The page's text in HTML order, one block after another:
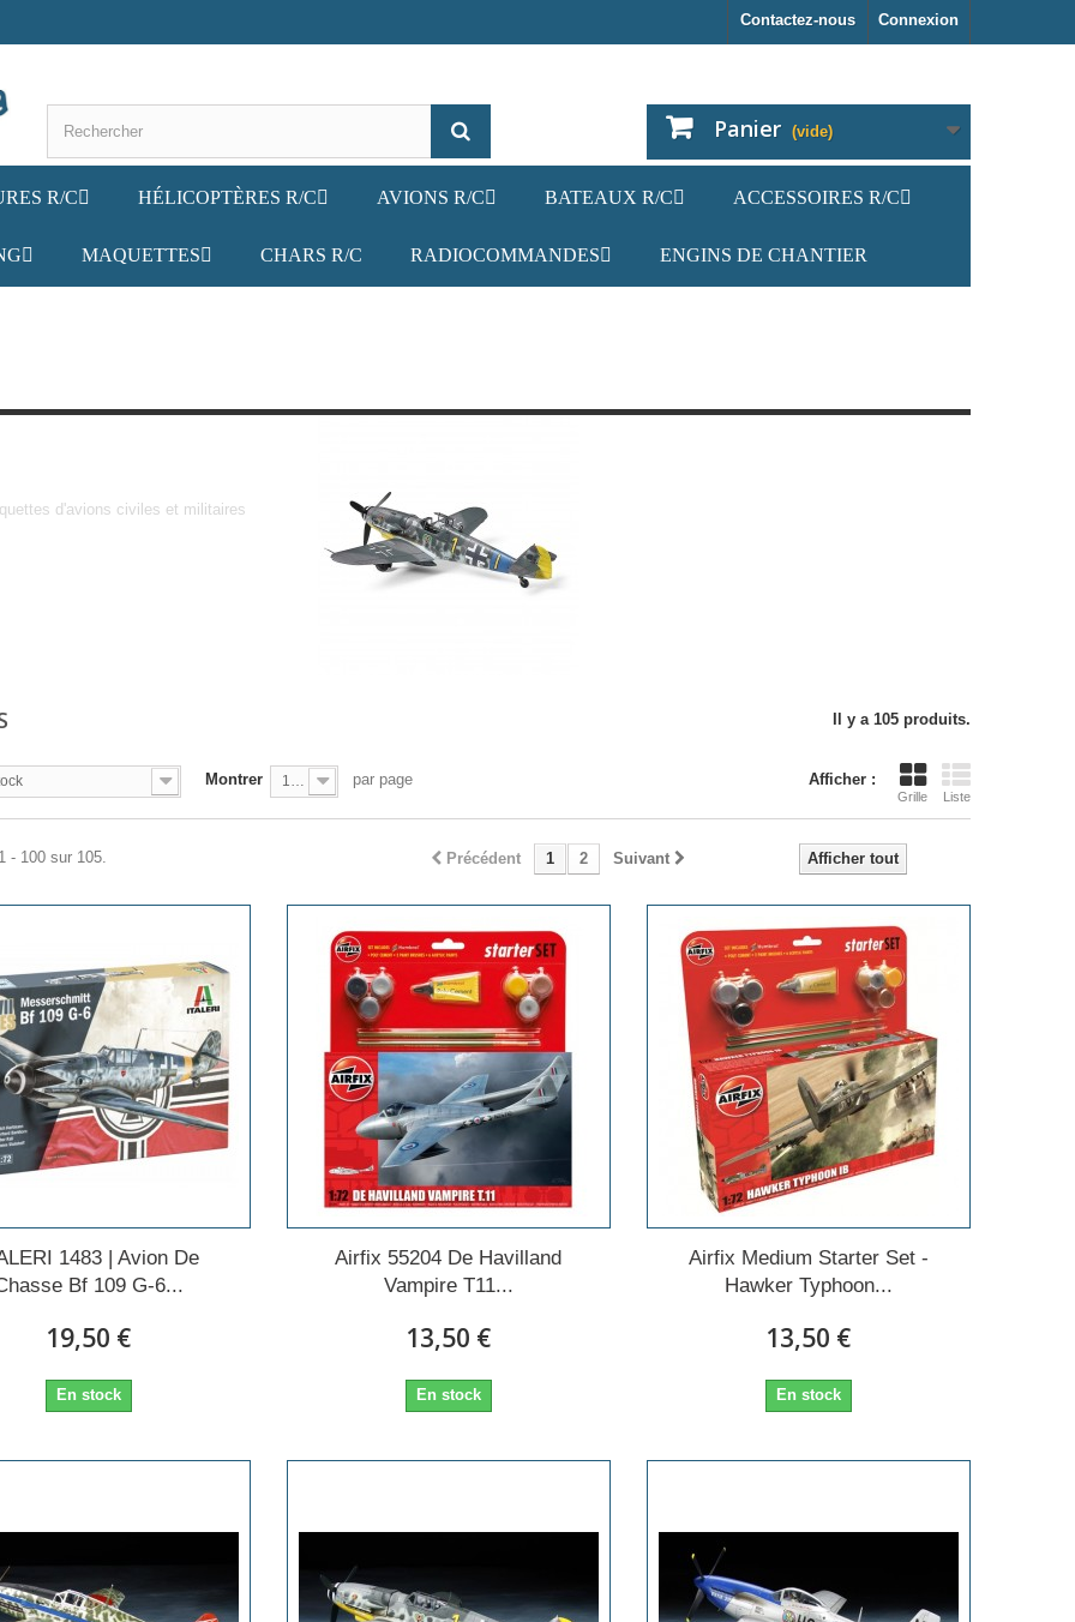
Connexion
Contactez-nous
Panier (vide)
R/C HÉLICOPTÈRES R/C AVIONS R/C BATEAUX R/C ACCESSOIRES R/C
MAQUETTES CHARS R/C RADIOCOMMANDES ENGINS DE CHANTIER
d'avions civiles et militaires
Il y a 105 produits.
Afficher :
Grille Liste
Montrer 100 par page
Afficher tout
Précédent 1 2 Suivant
- 100 sur 105.
1483 | Avion De
Bf 109 G-6...
19,50 €
En stock
Airfix 55204 De Havilland
Vampire T11...
13,50 €
En stock
Airfix Medium Starter Set -
Hawker Typhoon...
13,50 €
En stock